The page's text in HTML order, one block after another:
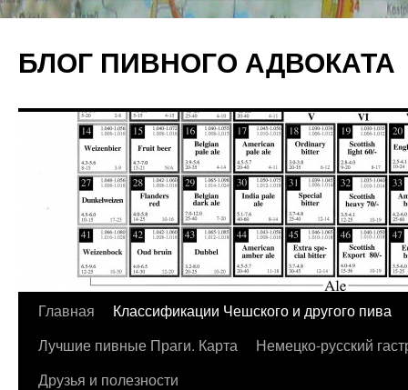
БЛОГ ПИВНОГО АДВОКАТА
Перейти
содержимому
Главная
Классификации Чешского и другого пива
Лучшие пивные Праги. Карта
Немецко-русский
Друзья и полезности